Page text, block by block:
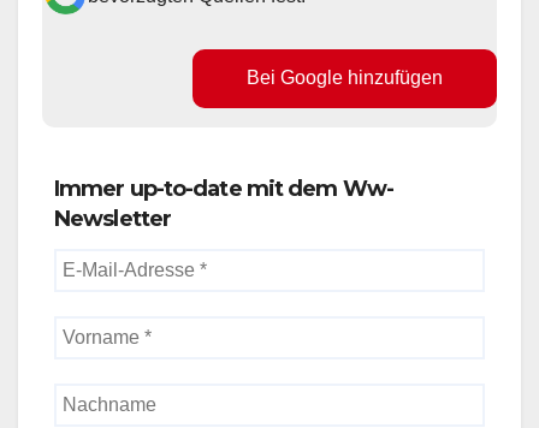
Bei Google hinzufügen
Immer up-to-date mit dem Ww-
Newsletter